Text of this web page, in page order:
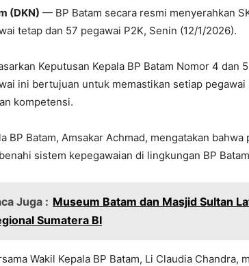
(DKN) — BP Batam secara resmi menyerahkan
tetap dan 57 pegawai P2K, Senin (12/1/2026).
Keputusan Kepala BP Batam Nomor 4 dan
ini bertujuan untuk memastikan setiap
kompetensi.
BP Batam, Amsakar Achmad, mengatakan
sistem kepegawaian di lingkungan BP
Juga : Museum Batam dan Masjid Sultan
Sumatera BI
Wakil Kepala BP Batam, Li Claudia